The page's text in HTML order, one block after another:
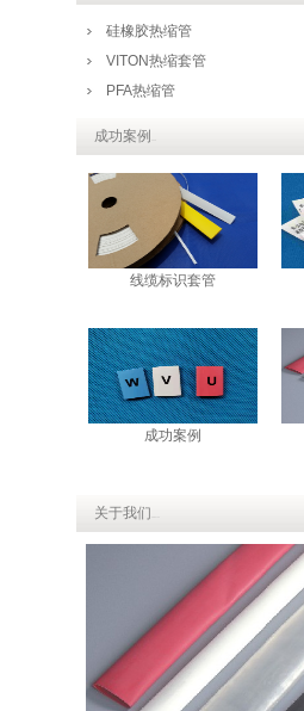
硅橡胶热缩管
VITON热缩套管
PFA热缩管
成功案例
线缆标识套管
成功案例
关于我们